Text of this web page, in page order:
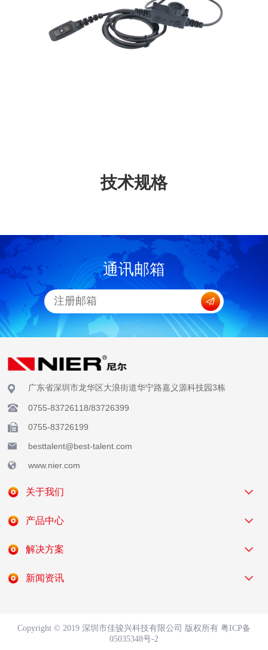
技术规格
通讯邮箱
广东省深圳市龙华区大浪街道华宁路嘉义源科技园3栋
0755-83726118/83726399
0755-83726199
besttalent@best-talent.com
www.nier.com
关于我们
产品中心
解决方案
新闻资讯
Copyright © 2019 深圳市佳骏兴科技有限公司 版权所有 粤ICP备
05035348号-2